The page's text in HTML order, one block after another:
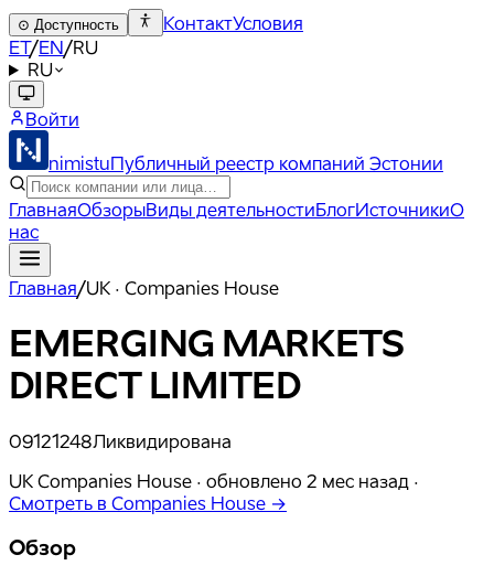
⊙ Доступность КонтактУсловия
ET/EN/RU
RU
Войти
nimistuПубличный реестр компаний Эстонии
ГлавнаяОбзорыВиды деятельностиБлогИсточникиО
нас
Главная/UK · Companies House
EMERGING MARKETS
DIRECT LIMITED
09121248Ликвидирована
UK Companies House · обновлено 2 мес назад ·
Смотреть в Companies House →
Обзор